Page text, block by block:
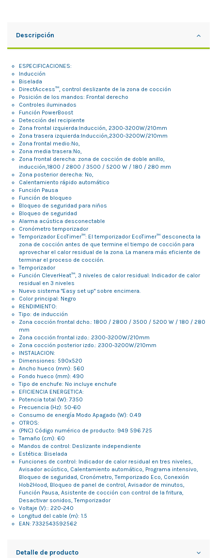
Descripción
ESPECIFICACIONES:
Inducción
Biselada
DirectAccess™, control deslizante de la zona de cocción
Posición de los mandos: Frontal derecho
Controles iluminados
Función PowerBoost
Detección del recipiente
Zona frontal izquierda:Inducción, 2300-3200W/210mm
Zona trasera izquierda:Inducción,2300-3200W/210mm
Zona frontal medio:No,
Zona media trasera:No,
Zona frontal derecha: zona de cocción de doble anillo,
inducción,1800 / 2800 / 3500 / 5200 W / 180 / 280 mm
Zona posterior derecha: No,
Calentamiento rápido automático
Función Pausa
Función de bloqueo
Bloqueo de seguridad para niños
Bloqueo de seguridad
Alarma acústica desconectable
Cronómetro temporizador
Temporizador EcoTimer™: El temporizador EcoTimer™ desconecta la
zona de cocción antes de que termine el tiempo de cocción para
aprovechar el calor residual de la zona. La manera más eficiente de
terminar el proceso de cocción.
Temporizador
Función CleverHeat™, 3 niveles de calor residual: Indicador de calor
residual en 3 niveles
Nuevo sistema "Easy set up" sobre encimera.
Color principal: Negro
RENDIMIENTO:
Tipo: de inducción
Zona cocción frontal dcho.: 1800 / 2800 / 3500 / 5200 W / 180 / 280
mm
Zona cocción frontal izdo.: 2300-3200W/210mm
Zona cocción posterior izdo.: 2300-3200W/210mm
INSTALACION:
Dimensiones: 590x520
Ancho hueco (mm): 560
Fondo hueco (mm): 490
Tipo de enchufe: No incluye enchufe
EFICIENCIA ENERGETICA:
Potencia total (W): 7350
Frecuencia (Hz): 50-60
Consumo de energía Modo Apagado (W): 0.49
OTROS:
(PNC) Código numérico de producto: 949 596 725
Tamaño (cm): 60
Mandos de control: Deslizante independiente
Estética: Biselada
Funciones de control: Indicador de calor residual en tres niveles,
Avisador acústico, Calentamiento automático, Programa intensivo,
Bloqueo de seguridad, Cronómetro, Temporizado Eco, Conexión
Hob2Hood, Bloqueo de panel de control, Avisador de minutos,
Función Pausa, Asistente de cocción con control de la fritura,
Desactivar sonidos, Temporizador
Voltaje (V):: 220-240
Longitud del cable (m): 1.5
EAN: 7332543592562
Detalle de producto